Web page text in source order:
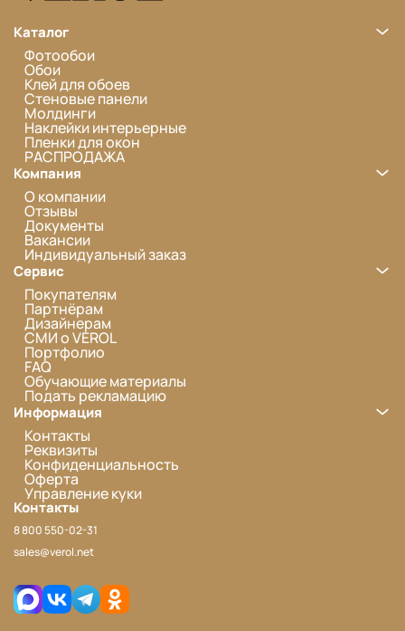
Каталог
Фотообои
Обои
Клей для обоев
Стеновые панели
Молдинги
Наклейки интерьерные
Пленки для окон
РАСПРОДАЖА
Компания
О компании
Отзывы
Документы
Вакансии
Индивидуальный заказ
Сервис
Покупателям
Партнёрам
Дизайнерам
СМИ о VEROL
Портфолио
FAQ
Обучающие материалы
Подать рекламацию
Информация
Контакты
Реквизиты
Конфиденциальность
Оферта
Управление куки
Контакты
8 800 550-02-31
sales@verol.net